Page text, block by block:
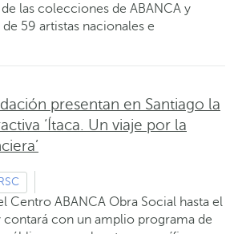
las colecciones de ABANCA y
59 artistas nacionales e
presentan en Santiago la
‘Ítaca. Un viaje por la
RSC
Centro ABANCA Obra Social hasta el
contará con un amplio programa de